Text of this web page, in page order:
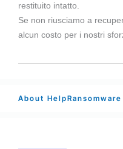
restituito intatto.
Se non riusciamo a
alcun costo per i nostri
About HelpRansomware